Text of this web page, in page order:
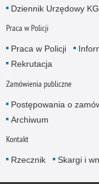
Dziennik Urzędowy
Praca w Policji
Praca w Policji
Rekrutacja
Zamówienia publiczne
Postępowania o
Archiwum
Kontakt
Rzecznik Skargi i